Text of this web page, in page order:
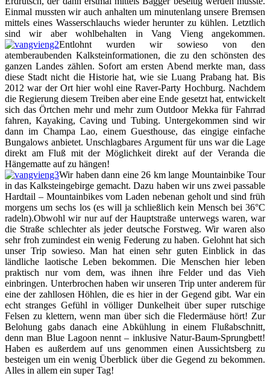
Einmal mussten wir auch anhalten um minutenlang unsere Bremsen
mittels eines Wasserschlauchs wieder herunter zu kühlen. Letztlich
sind wir aber wohlbehalten in Vang Vieng angekommen.
Entlohnt wurden wir sowieso von den
atemberaubenden Kalksteinformationen, die zu den schönsten des
ganzen Landes zählen. Sofort am ersten Abend merkte man, dass
diese Stadt nicht die Historie hat, wie sie Luang Prabang hat. Bis
2012 war der Ort hier wohl eine Raver-Party Hochburg. Nachdem
die Regierung diesem Treiben aber eine Ende gesetzt hat, entwickelt
sich das Örtchen mehr und mehr zum Outdoor Mekka für Fahrrad
fahren, Kayaking, Caving und Tubing. Untergekommen sind wir
dann im Champa Lao, einem Guesthouse, das eingige einfache
Bungalows anbietet. Unschlagbares Argument für uns war die Lage
direkt am Fluß mit der Möglichkeit direkt auf der Veranda die
Hängematte auf zu hängen!
Wir haben dann eine 26 km lange Mountainbike Tour
in das Kalksteingebirge gemacht. Dazu haben wir uns zwei passable
Hardtail – Mountainbikes vom Laden nebenan geholt und sind früh
morgens um sechs los (es will ja schließlich kein Mensch bei 36°C
radeln).Obwohl wir nur auf der Hauptstraße unterwegs waren, war
die Straße schlechter als jeder deutsche Forstweg. Wir waren also
sehr froh zumindest ein wenig Federung zu haben. Gelohnt hat sich
unser Trip sowieso. Man hat einen sehr guten Einblick in das
ländliche laotische Leben bekommen. Die Menschen hier leben
praktisch nur vom dem, was ihnen ihre Felder und das Vieh
einbringen. Unterbrochen haben wir unseren Trip unter anderem für
eine der zahllosen Höhlen, die es hier in der Gegend gibt. War ein
echt stranges Gefühl in völliger Dunkelheit über super rutschige
Felsen zu klettern, wenn man über sich die Fledermäuse hört! Zur
Belohung gabs danach eine Abkühlung in einem Flußabschnitt,
denn man Blue Lagoon nennt – inklusive Natur-Baum-Sprungbett!
Haben es außerdem auf uns genommen einen Aussichtsberg zu
besteigen um ein wenig Überblick über die Gegend zu bekommen.
Alles in allem ein super Tag!